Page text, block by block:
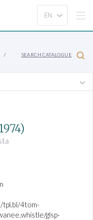
SEARCH CATALOGUE
tpl.bl/4tom-
glsp-